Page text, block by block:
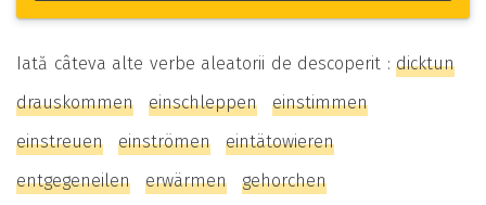
Iată câteva alte verbe aleatorii de descoperit : dicktun
drauskommen
einschleppen
einstimmen
einstreuen
einströmen
eintätowieren
entgegeneilen
erwärmen
gehorchen